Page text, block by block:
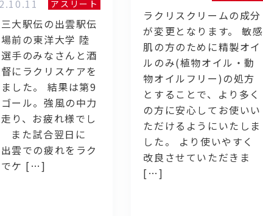
アスリート
大駅伝の出雲駅伝
前の東洋大学 陸
手のみなさんと酒
にラクリスケアを
した。 結果は第9
ール。強風の中力
り、お疲れ様でし
また試合翌日に
雲での疲れをラク
でケ […]
ラクリスクリームの成分
が変更となります。 敏感
肌の方のために精製オイ
ルのみ(植物オイル・動
物オイルフリー)の処方
とすることで、より多く
の方に安心してお使いい
ただけるようにいたしま
した。 より使いやすく
改良させていただきま
[…]